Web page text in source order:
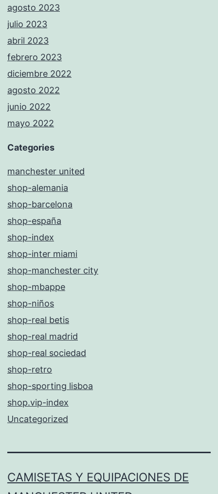
agosto 2023
julio 2023
abril 2023
febrero 2023
diciembre 2022
agosto 2022
junio 2022
mayo 2022
Categories
manchester united
shop-alemania
shop-barcelona
shop-españa
shop-index
shop-inter miami
shop-manchester city
shop-mbappe
shop-niños
shop-real betis
shop-real madrid
shop-real sociedad
shop-retro
shop-sporting lisboa
shop.vip-index
Uncategorized
CAMISETAS Y EQUIPACIONES DE